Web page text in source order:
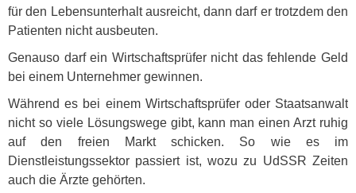
für den Lebensunterhalt ausreicht, dann darf er trotzdem den
Patienten nicht ausbeuten.
Genauso darf ein Wirtschaftsprüfer nicht das fehlende Geld
bei einem Unternehmer gewinnen.
Während es bei einem Wirtschaftsprüfer oder Staatsanwalt
nicht so viele Lösungswege gibt, kann man einen Arzt ruhig
auf den freien Markt schicken. So wie es im
Dienstleistungssektor passiert ist, wozu zu UdSSR Zeiten
auch die Ärzte gehörten.